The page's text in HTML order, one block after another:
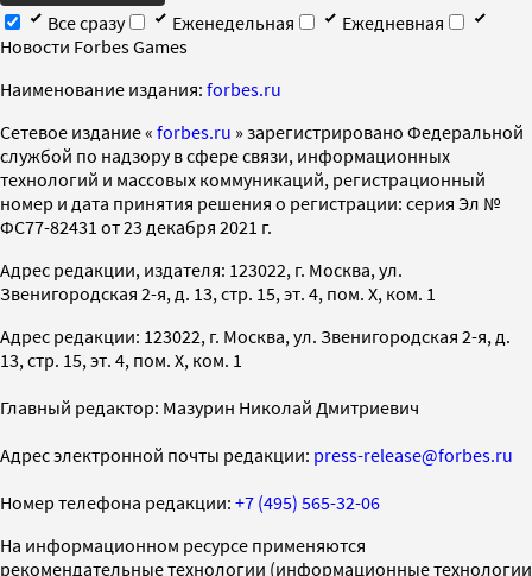
Все сразу
Еженедельная
Ежедневная
Новости Forbes Games
Наименование издания: forbes.ru
Cетевое издание « forbes.ru » зарегистрировано Федеральной
службой по надзору в сфере связи, информационных
технологий и массовых коммуникаций, регистрационный
номер и дата принятия решения о регистрации: серия Эл №
ФС77-82431 от 23 декабря 2021 г.
Адрес редакции, издателя: 123022, г. Москва, ул.
Звенигородская 2-я, д. 13, стр. 15, эт. 4, пом. X, ком. 1
Адрес редакции: 123022, г. Москва, ул. Звенигородская 2-я, д.
13, стр. 15, эт. 4, пом. X, ком. 1
Главный редактор: Мазурин Николай Дмитриевич
Адрес электронной почты редакции: press-release@forbes.ru
Номер телефона редакции: +7 (495) 565-32-06
На информационном ресурсе применяются
рекомендательные технологии (информационные технологии